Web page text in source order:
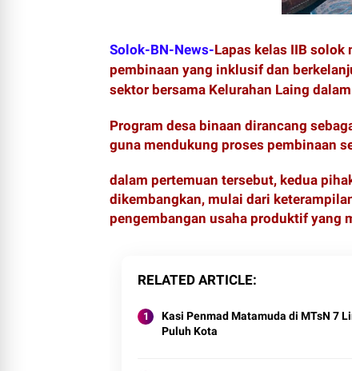
Solok-BN-News-Lapas kelas IIB
pembinaan yang inklusif dan
sektor bersama Kelurahan Laing
Program desa binaan dirancang
guna mendukung proses pembinaan
dalam pertemuan tersebut, kedua
dikembangkan, mulai dari
pengembangan usaha produktif yang
RELATED ARTICLE
Kasi Penmad Matamuda di MTsN 7
Puluh Kota